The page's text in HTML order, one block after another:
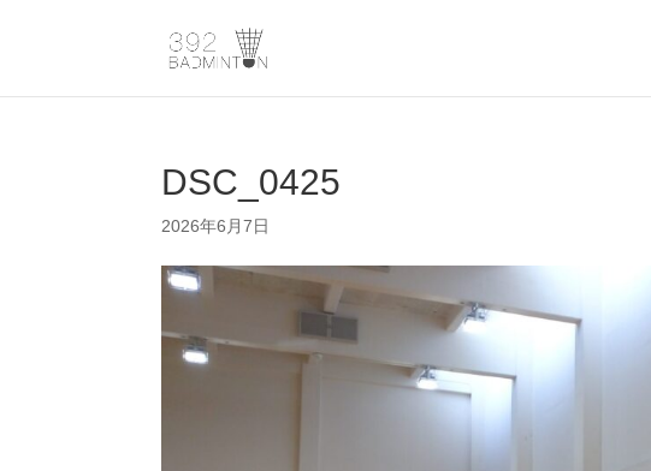
DSC_0425
2026年6月7日